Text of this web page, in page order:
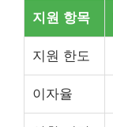
지원 항목
지원 한도
이자율